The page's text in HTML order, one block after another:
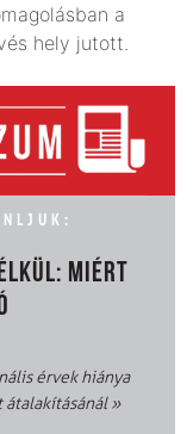
a
hely jutott.
MIÉRT
érvek hiánya
átalakításánál»